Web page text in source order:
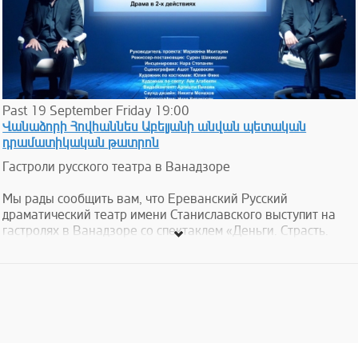
Past 19 September Friday 19:00
Վանաձորի Հովհաննես Աբելյանի անվան պետական
դրամատիկական թատրոն
Гастроли русского театра в Ванадзоре
Мы рады сообщить вам, что Ереванский Русский
драматический театр имени Станиславского выступит на
гастролях в Ванадзоре со спектаклем «Деньги. Страсть.